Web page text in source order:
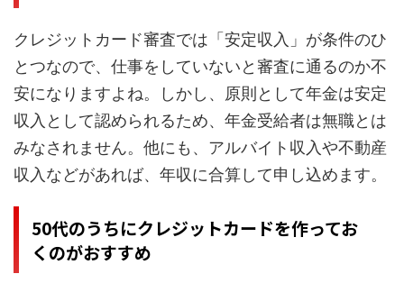
クレジットカード審査では「安定収入」が条件のひ
とつなので、仕事をしていないと審査に通るのか不
安になりますよね。しかし、原則として年金は安定
収入として認められるため、年金受給者は無職とは
みなされません。他にも、アルバイト収入や不動産
収入などがあれば、年収に合算して申し込めます。
50代のうちにクレジットカードを作ってお
くのがおすすめ